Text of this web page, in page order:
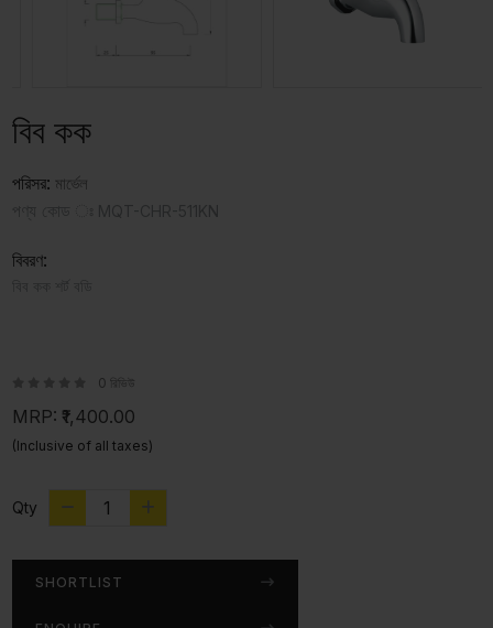
বিব কক
পরিসর: মার্ভেল
বিবরণ:
0 রিভিউ
MRP: ₹1,400.00
(Inclusive of all taxes)
Qty
SHORTLIST